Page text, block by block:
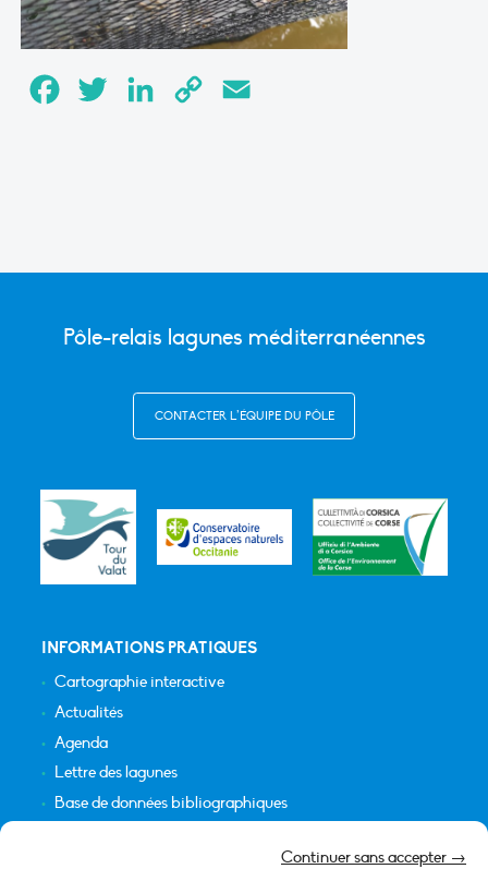
Continuer sans accepter →
FacebookTwitter LinkedInCopy
Pôle-relais lagunes méditerranéennes
CONTACTER L’ÉQUIPE DU PÔLE
INFORMATIONS PRATIQUES
Cartographie interactive
Actualités
Agenda
Lettre des lagunes
Base de données bibliographiques